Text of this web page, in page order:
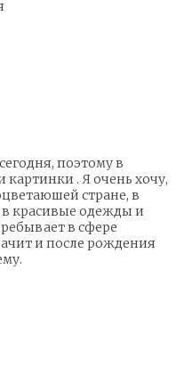
поэтому в
картинки . Я очень хочу,
стране, в
в красивые одежды и
в сфере
и после рождения